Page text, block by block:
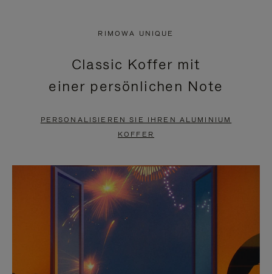
PAUSIERT,
BITTE
DRÜCKEN
ANZUHALTEN
KLICKEN
SIE
ZUM
AUFHEBEN
STUMMSCHALTUNG
RIMOWA UNIQUE
Classic Koffer mit
einer persönlichen Note
PERSONALISIEREN SIE IHREN ALUMINIUM
KOFFER